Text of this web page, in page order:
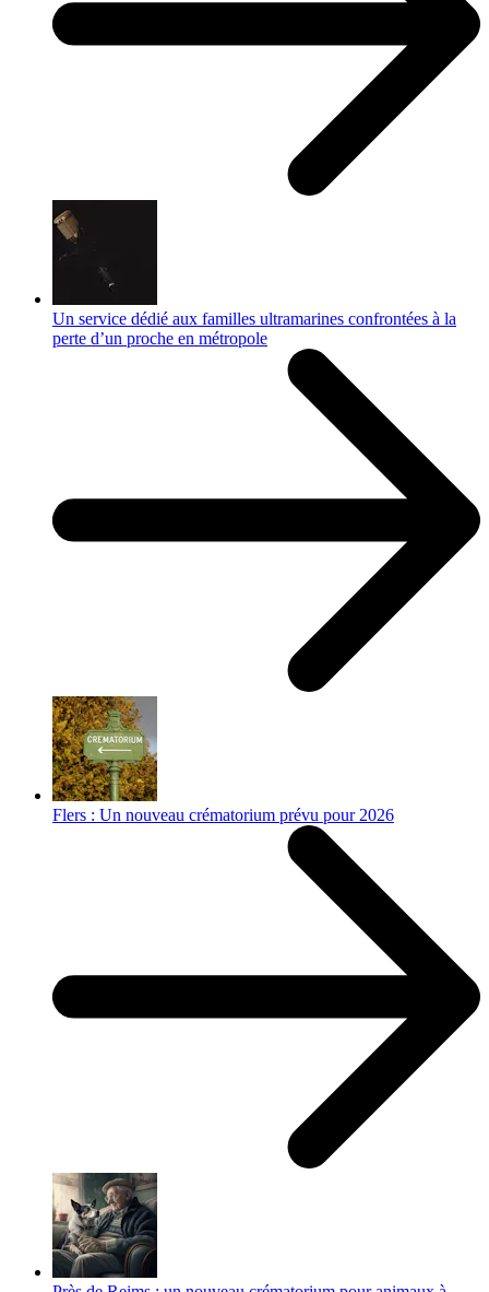
Un service dédié aux familles ultramarines confrontées à la
perte d’un proche en métropole
Flers : Un nouveau crématorium prévu pour 2026